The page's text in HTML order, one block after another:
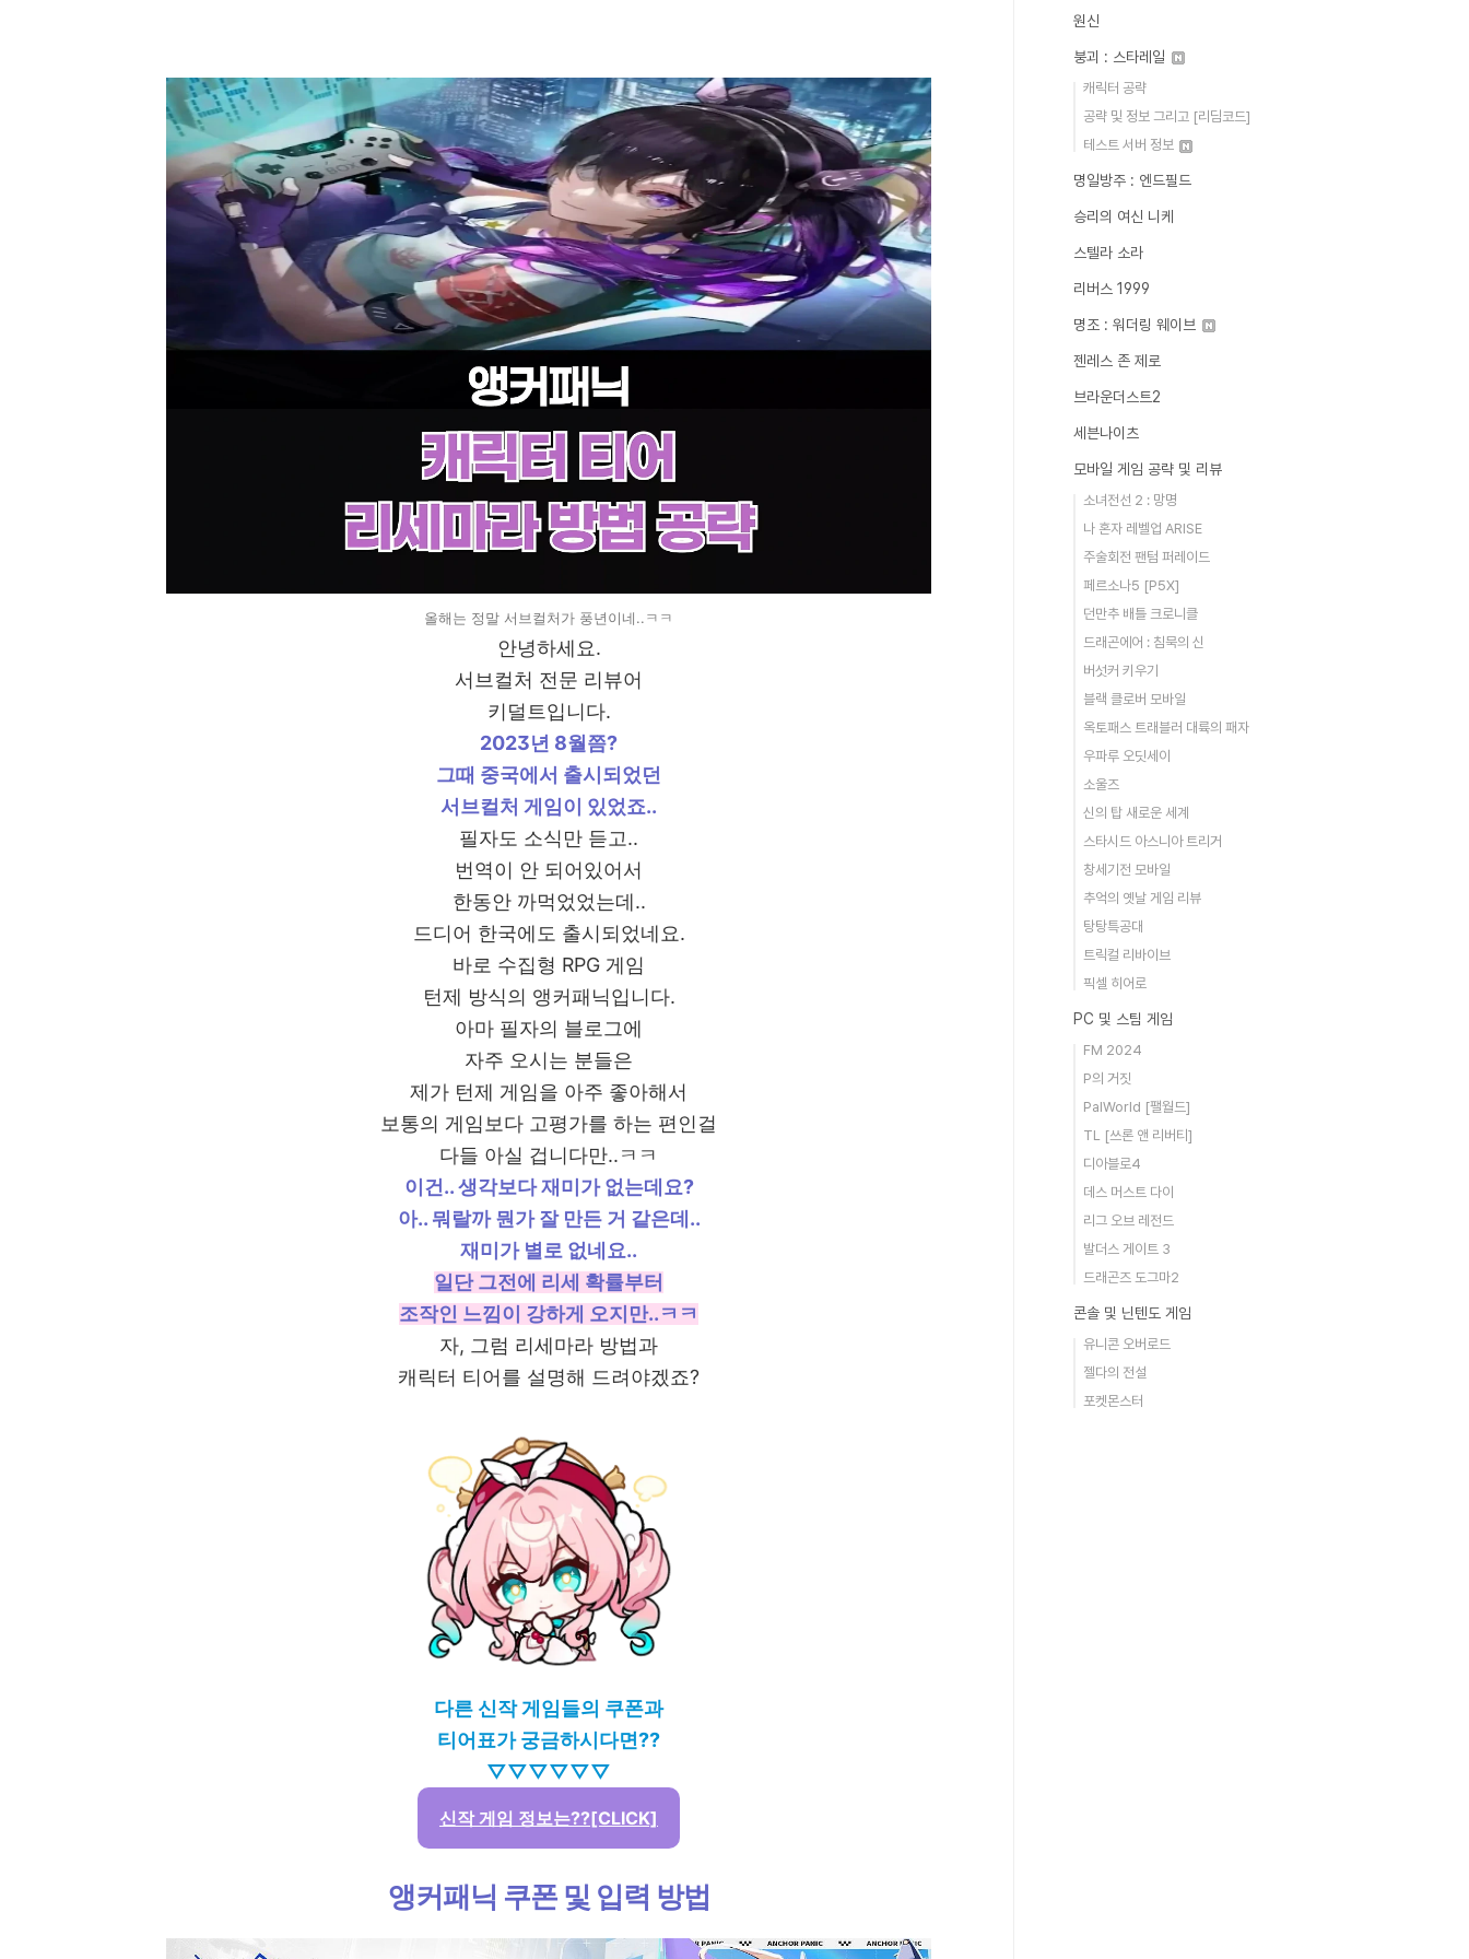
올해는 정말 서브컬처가 풍년이네..ㅋㅋ
안녕하세요.
서브컬처 전문 리뷰어
키덜트입니다.
2023년 8월쯤?
그때 중국에서 출시되었던
서브컬처 게임이 있었죠..
필자도 소식만 듣고..
번역이 안 되어있어서
한동안 까먹었었는데..
드디어 한국에도 출시되었네요.
바로 수집형 RPG 게임
턴제 방식의 앵커패닉입니다.
아마 필자의 블로그에
자주 오시는 분들은
제가 턴제 게임을 아주 좋아해서
보통의 게임보다 고평가를 하는 편인걸
다들 아실 겁니다만..ㅋㅋ
이건.. 생각보다 재미가 없는데요?
아.. 뭐랄까 뭔가 잘 만든 거 같은데..
재미가 별로 없네요..
일단 그전에 리세 확률부터
조작인 느낌이 강하게 오지만..ㅋㅋ
자, 그럼 리세마라 방법과
캐릭터 티어를 설명해 드려야겠죠?
다른 신작 게임들의 쿠폰과
티어표가 궁금하시다면??
▽▽▽▽▽▽
신작 게임 정보는??[CLICK]
앵커패닉 쿠폰 및 입력 방법
원신
붕괴 : 스타레일
캐릭터 공략
공략 및 정보 그리고 [리딤코드]
테스트 서버 정보
명일방주 : 엔드필드
승리의 여신 니케
스텔라 소라
리버스 1999
명조 : 워더링 웨이브
젠레스 존 제로
브라운더스트2
세븐나이츠
모바일 게임 공략 및 리뷰
소녀전선 2 : 망명
나 혼자 레벨업 ARISE
주술회전 팬텀 퍼레이드
페르소나5 [P5X]
던만추 배틀 크로니클
드래곤에어 : 침묵의 신
버섯커 키우기
블랙 클로버 모바일
옥토패스 트래블러 대륙의 패자
우파루 오딧세이
소울즈
신의 탑 새로운 세계
스타시드 아스니아 트리거
창세기전 모바일
추억의 옛날 게임 리뷰
탕탕특공대
트릭컬 리바이브
픽셀 히어로
PC 및 스팀 게임
FM 2024
P의 거짓
PalWorld [팰월드]
TL [쓰론 앤 리버티]
디아블로4
데스 머스트 다이
리그 오브 레전드
발더스 게이트 3
드래곤즈 도그마2
콘솔 및 닌텐도 게임
유니콘 오버로드
젤다의 전설
포켓몬스터